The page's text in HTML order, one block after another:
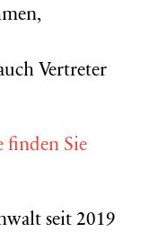
Vertreter
finden Sie
seit 2019